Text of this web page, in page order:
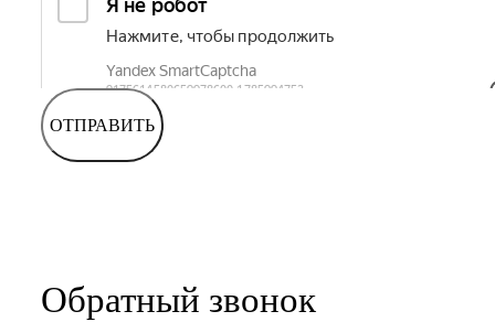
ОТПРАВИТЬ
Обратный звонок